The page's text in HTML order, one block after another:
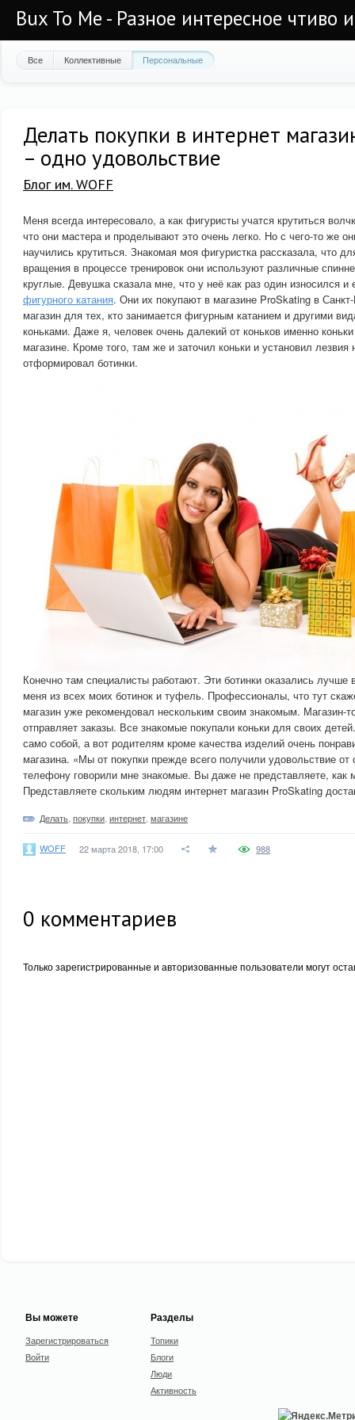
Bux To Me - Разное интересное чтиво
Все Коллективные Персональные
Делать покупки в интернет
– одно удовольствие
Блог им. WOFF
Меня всегда интересовало, а как фигуристы учатся крутиться
что они мастера и проделывают это очень легко. Но с чего-то же
научились крутиться. Знакомая моя фигуристка рассказала, что
вращения в процессе тренировок они используют различные
круглые. Девушка сказала мне, что у неё как раз один износился
фигурного катания. Они их покупают в магазине ProSkating в
магазин для тех, кто занимается фигурным катанием и другими
коньками. Даже я, человек очень далекий от коньков именно
магазине. Кроме того, там же и заточил коньки и установил
отформировал ботинки.
Конечно там специалисты работают. Эти ботинки оказались
меня из всех моих ботинок и туфель. Профессионалы, что тут
магазин уже рекомендовал нескольким своим знакомым. Магазин-
отправляет заказы. Все знакомые покупали коньки для своих
само собой, а вот родителям кроме качества изделий очень
магазина. «Мы от покупки прежде всего получили удовольствие
телефону говорили мне знакомые. Вы даже не представляете, как
Представляете скольким людям интернет магазин ProSkating
Делать покупки интернет магазине
WOFF 22 марта 2018, 17:00 988
0 комментариев
Только зарегистрированные и авторизованные пользователи могут
Вы можете
Зарегистрироваться
Войти
Разделы
Топики
Блоги
Люди
Активность